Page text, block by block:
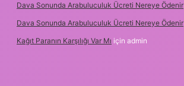
Dava Sonunda Arabuluculuk Ücreti Nereye Ödenir
Dava Sonunda Arabuluculuk Ücreti Nereye Ödenir
Kağıt Paranın Karşılığı Var Mı için admin